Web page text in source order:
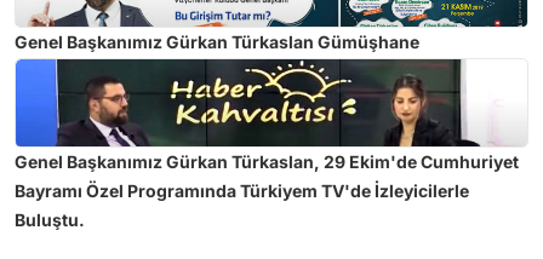
Genel Başkanımız Gürkan Türkaslan Gümüşhane
Üniversitesi'nde Girişimcilik Haftası etkinliklerine konuşmacı
olarak katıldı.
Genel Başkanımız Gürkan Türkaslan, 29 Ekim'de Cumhuriyet
Bayramı Özel Programında Türkiyem TV'de İzleyicilerle
Buluştu.